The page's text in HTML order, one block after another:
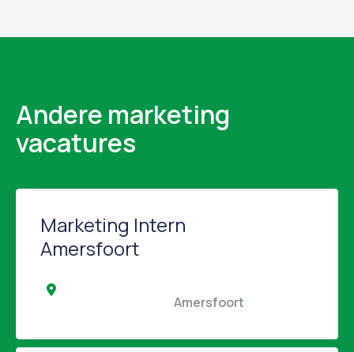
Andere marketing
vacatures
Marketing Intern
Amersfoort